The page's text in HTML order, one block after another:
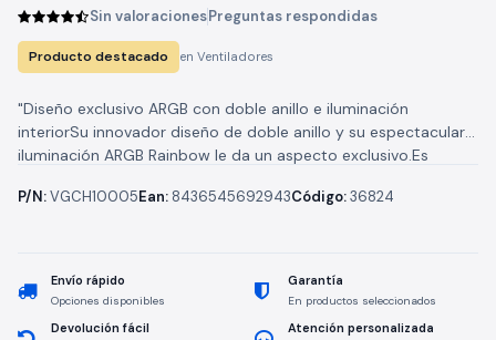
Sin valoracionesPreguntas respondidas
Producto destacado en Ventiladores
"Diseño exclusivo ARGB con doble anillo e iluminación
interiorSu innovador diseño de doble anillo y su espectacular
iluminación ARGB Rainbow le da un aspecto exclusivo.Es
P/N:VGCH10005Ean: 8436545692943Código:36824
Envío rápido
Opciones disponibles
Garantía
En productos seleccionados
Devolución fácil Atención personalizada